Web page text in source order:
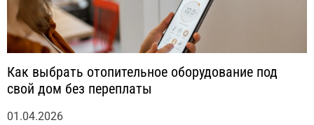
Как выбрать отопительное оборудование под
свой дом без переплаты
01.04.2026